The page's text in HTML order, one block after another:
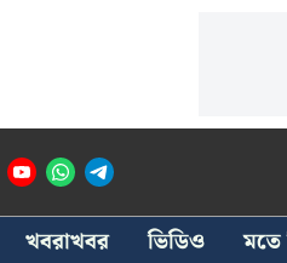
খবরাখবর ভিডিও মতে